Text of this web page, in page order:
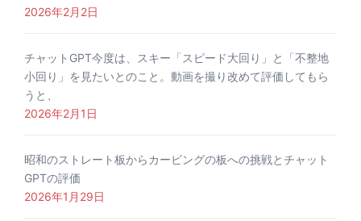
2026年2月2日
チャットGPT今度は、スキー「スピード大回り」と「不整地
小回り」を見たいとのこと。動画を撮り改めて評価してもら
うと、
2026年2月1日
昭和のストレート板からカービングの板への挑戦とチャット
GPTの評価
2026年1月29日